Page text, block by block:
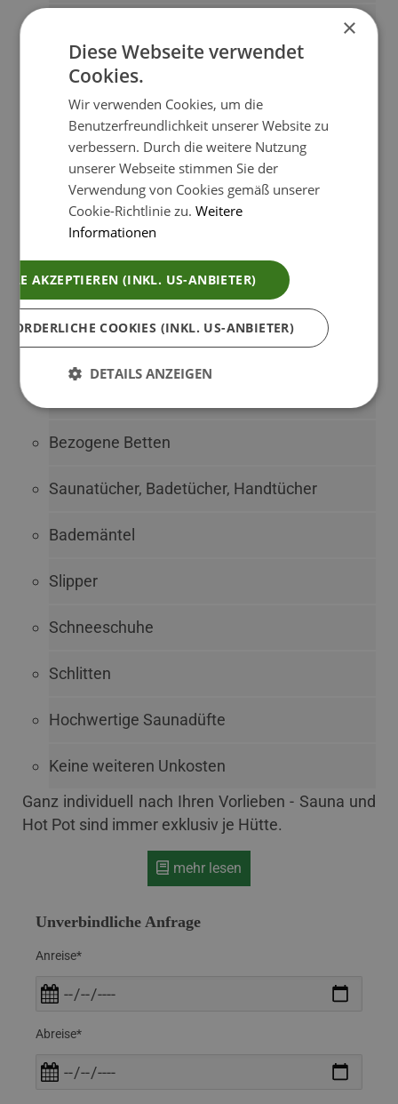
Kuschliges Sofa für zwei
Sat TV
W-lan
Große möblierte Holzterrasse mit
Gasgrill
Parkplatz
Große Panorama Fensterfronten
Bezogene Betten
Saunatücher, Badetücher, Handtücher
Bademäntel
Slipper
Schneeschuhe
Schlitten
Hochwertige Saunadüfte
Keine weiteren Unkosten
Ganz individuell nach Ihren Vorlieben - Sauna und
Hot Pot sind immer exklusiv je Hütte.
mehr lesen
Unverbindliche Anfrage
Anreise*
Abreise*
×
Diese Webseite verwendet
Cookies.
Wir verwenden Cookies, um die
Benutzerfreundlichkeit unserer Website zu
verbessern. Durch die weitere Nutzung
unserer Webseite stimmen Sie der
Verwendung von Cookies gemäß unserer
Cookie-Richtlinie zu.Weitere
Informationen
AKZEPTIEREN (INKL. US-ANBIETER)
COOKIES (INKL. US-ANBIETER)
DETAILS ANZEIGEN